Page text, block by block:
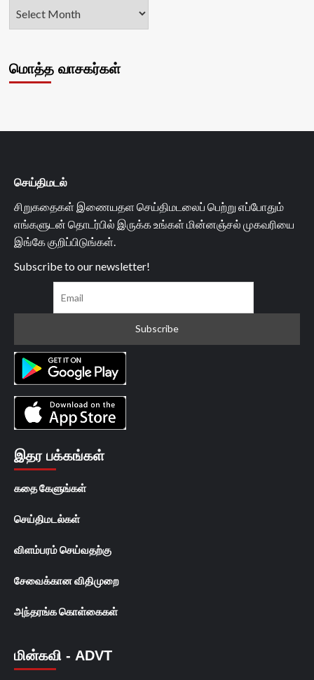
மொத்த வாசகர்கள்
செய்திமடல்
சிறுகதைகள் இணையதள செய்திமடலைப் பெற்று எப்போதும்
எங்களுடன் தொடர்பில் இருக்க உங்கள் மின்னஞ்சல் முகவரியை
இங்கே குறிப்பிடுங்கள்.
Subscribe to our newsletter!
இதர பக்கங்கள்
கதை கேளுங்கள்
செய்திமடல்கள்
விளம்பரம் செய்வதற்கு
சேவைக்கான விதிமுறை
அந்தரங்க கொள்கைகள்
மின்கவி - ADVT